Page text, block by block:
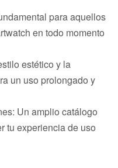
para aquellos
en todo momento
estético y la
un uso prolongado y
Un amplio catálogo
tu experiencia de uso